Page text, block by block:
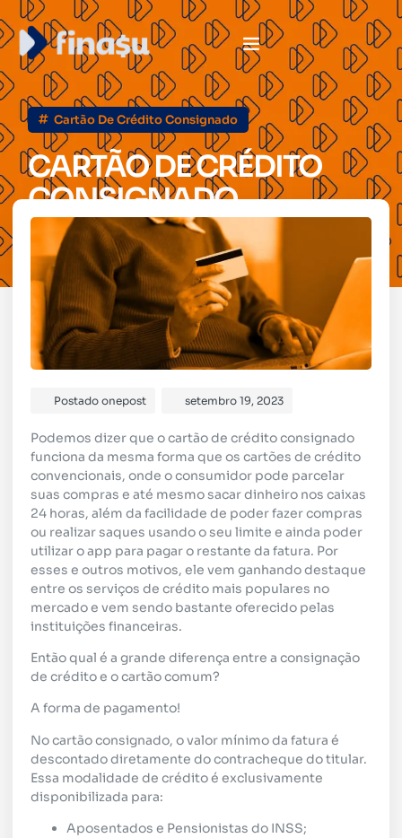
Cartão De Crédito Consignado
CARTÃO DE CRÉDITO
CONSIGNADO
Postado onepost setembro 19, 2023
Podemos dizer que o cartão de crédito consignado
funciona da mesma forma que os cartões de crédito
convencionais, onde o consumidor pode parcelar
suas compras e até mesmo sacar dinheiro nos caixas
24 horas, além da facilidade de poder fazer compras
ou realizar saques usando o seu limite e ainda poder
utilizar o app para pagar o restante da fatura. Por
esses e outros motivos, ele vem ganhando destaque
entre os serviços de crédito mais populares no
mercado e vem sendo bastante oferecido pelas
instituições financeiras.
Então qual é a grande diferença entre a consignação
de crédito e o cartão comum?
A forma de pagamento!
No cartão consignado, o valor mínimo da fatura é
descontado diretamente do contracheque do titular.
Essa modalidade de crédito é exclusivamente
disponibilizada para:
Aposentados e Pensionistas do INSS;